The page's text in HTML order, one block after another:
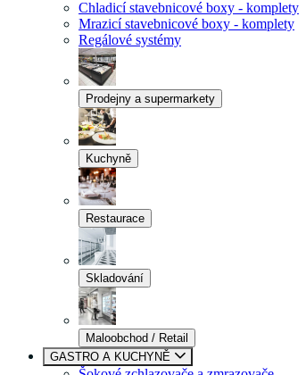
Chladicí stavebnicové boxy - komplety
Mrazicí stavebnicové boxy - komplety
Regálové systémy
Prodejny a supermarkety
Kuchyně
Restaurace
Skladování
Maloobchod / Retail
GASTRO A KUCHYNĚ